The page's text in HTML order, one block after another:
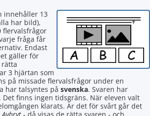
innehåller 13
har bild),
flervalsfrågor
fråga får
Endast
gäller för
3 hjärtan som
på missade flervalsfrågor under en
har talsyntes på svenska. Svaren har
. Det finns ingen tidsgräns. När eleven valt
klarats. Är det för svårt går det